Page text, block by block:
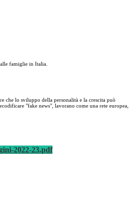
famiglie in Italia.
che lo sviluppo della personalità e la crescita può
"fake news", lavorano come una rete europea,
2022-23.pdf